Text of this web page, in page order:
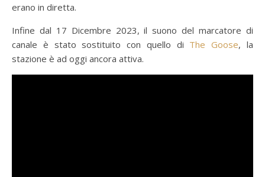
erano in diretta.
Infine dal 17 Dicembre 2023, il suono del marcatore di
canale è stato sostituito con quello di The Goose, la
stazione è ad oggi ancora attiva.